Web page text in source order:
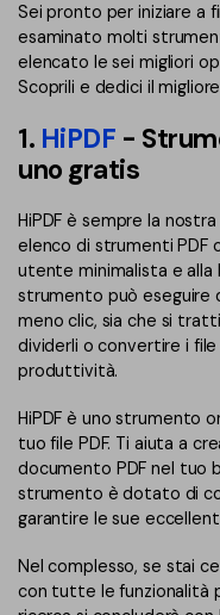
Controllo
Chat con
Rilevatore di
Riscrivi PDF con AI
Leggi PDF con AI
Chat con
AI Image
Recensioni di clienti
Confronto dei
PDFelement per
PDFelement per iOS
PDFelement per
Tutorial Video
Contatta il supporto
Specifiche tecniche
Aggiornamenti
Centro di download
Sei pronto per iniziare a
esaminato molti
elencato le sei migliori
Scoprili e dedici il
1. HiPDF -
uno gratis
HiPDF è sempre la
elenco di strumenti PDF
utente minimalista e
strumento può eseguire
meno clic, sia che si
dividerli o convertire i
produttività.
HiPDF è uno strumento
tuo file PDF. Ti aiuta a
documento PDF nel tuo
strumento è dotato di
garantire le sue
Nel complesso, se stai
con tutte le funzionalità